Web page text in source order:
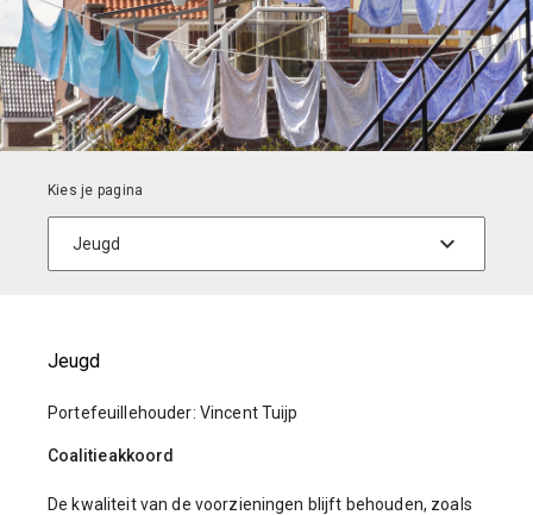
Jeugd
Portefeuillehouder: Vincent Tuijp
Coalitieakkoord
De kwaliteit van de voorzieningen blijft behouden, zoals